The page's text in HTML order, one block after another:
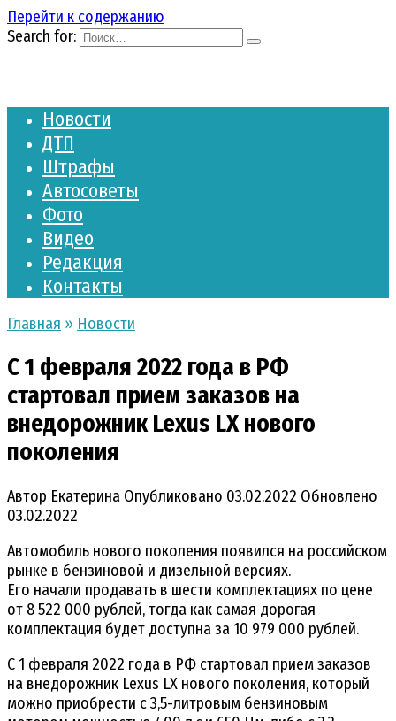
Перейти к содержанию
Search for:
Новости
ДТП
Штрафы
Автосоветы
Фото
Видео
Редакция
Контакты
Главная » Новости
С 1 февраля 2022 года в РФ
стартовал прием заказов на
внедорожник Lexus LX нового
поколения
Автор Екатерина Опубликовано 03.02.2022 Обновлено
03.02.2022
Автомобиль нового поколения появился на российском
рынке в бензиновой и дизельной версиях.
Его начали продавать в шести комплектациях по цене
от 8 522 000 рублей, тогда как самая дорогая
комплектация будет доступна за 10 979 000 рублей.
С 1 февраля 2022 года в РФ стартовал прием заказов
на внедорожник Lexus LX нового поколения, который
можно приобрести с 3,5-литровым бензиновым